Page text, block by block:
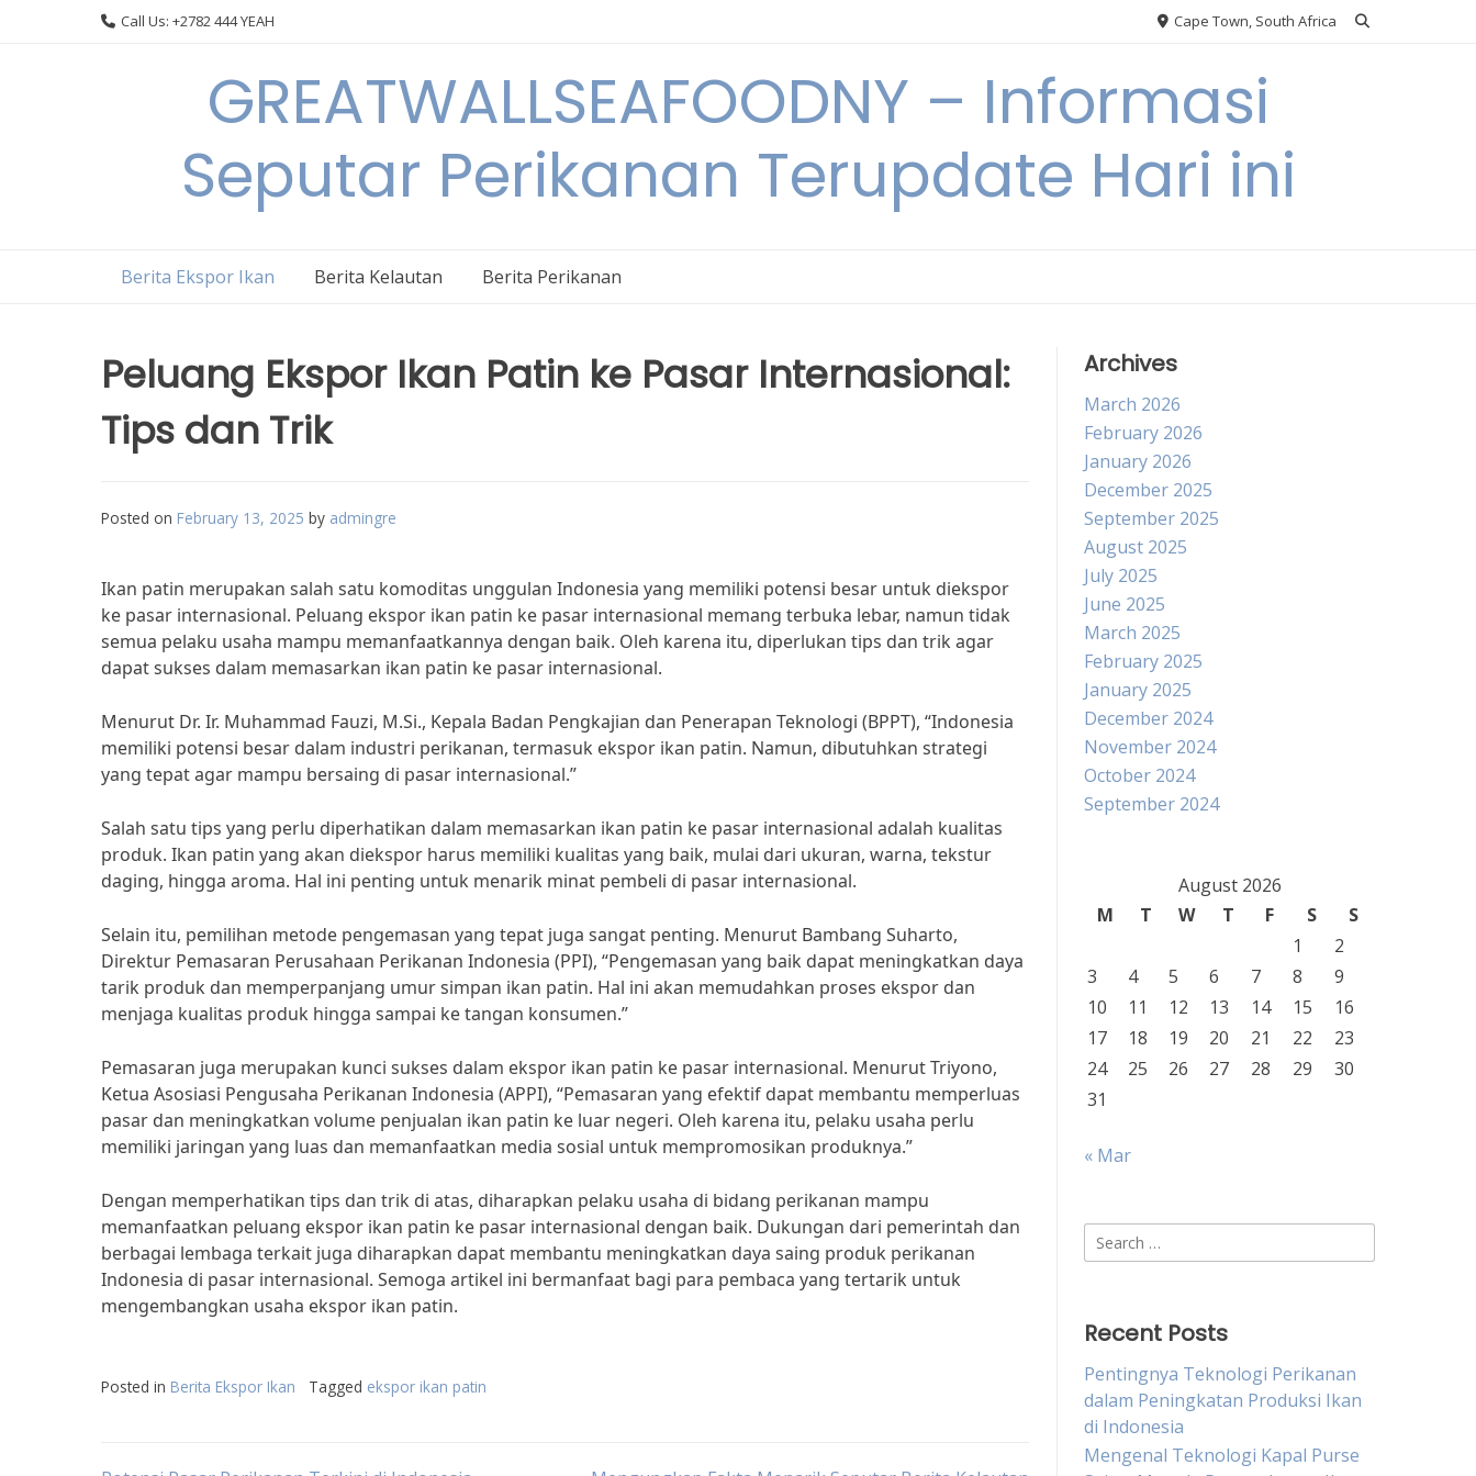
Call Us: +2782 444 YEAH Cape Town, South Africa
GREATWALLSEAFOODNY – Informasi
Seputar Perikanan Terupdate Hari ini
Berita Ekspor Ikan Berita Kelautan Berita Perikanan
Peluang Ekspor Ikan Patin ke Pasar Internasional:
Tips dan Trik
Posted on February 13, 2025 by admingre
Ikan patin merupakan salah satu komoditas unggulan Indonesia yang memiliki potensi besar untuk diekspor
ke pasar internasional. Peluang ekspor ikan patin ke pasar internasional memang terbuka lebar, namun tidak
semua pelaku usaha mampu memanfaatkannya dengan baik. Oleh karena itu, diperlukan tips dan trik agar
dapat sukses dalam memasarkan ikan patin ke pasar internasional.
Menurut Dr. Ir. Muhammad Fauzi, M.Si., Kepala Badan Pengkajian dan Penerapan Teknologi (BPPT), “Indonesia
memiliki potensi besar dalam industri perikanan, termasuk ekspor ikan patin. Namun, dibutuhkan strategi
yang tepat agar mampu bersaing di pasar internasional.”
Salah satu tips yang perlu diperhatikan dalam memasarkan ikan patin ke pasar internasional adalah kualitas
produk. Ikan patin yang akan diekspor harus memiliki kualitas yang baik, mulai dari ukuran, warna, tekstur
daging, hingga aroma. Hal ini penting untuk menarik minat pembeli di pasar internasional.
Selain itu, pemilihan metode pengemasan yang tepat juga sangat penting. Menurut Bambang Suharto,
Direktur Pemasaran Perusahaan Perikanan Indonesia (PPI), “Pengemasan yang baik dapat meningkatkan daya
tarik produk dan memperpanjang umur simpan ikan patin. Hal ini akan memudahkan proses ekspor dan
menjaga kualitas produk hingga sampai ke tangan konsumen.”
Pemasaran juga merupakan kunci sukses dalam ekspor ikan patin ke pasar internasional. Menurut Triyono,
Ketua Asosiasi Pengusaha Perikanan Indonesia (APPI), “Pemasaran yang efektif dapat membantu memperluas
pasar dan meningkatkan volume penjualan ikan patin ke luar negeri. Oleh karena itu, pelaku usaha perlu
memiliki jaringan yang luas dan memanfaatkan media sosial untuk mempromosikan produknya.”
Dengan memperhatikan tips dan trik di atas, diharapkan pelaku usaha di bidang perikanan mampu
memanfaatkan peluang ekspor ikan patin ke pasar internasional dengan baik. Dukungan dari pemerintah dan
berbagai lembaga terkait juga diharapkan dapat membantu meningkatkan daya saing produk perikanan
Indonesia di pasar internasional. Semoga artikel ini bermanfaat bagi para pembaca yang tertarik untuk
mengembangkan usaha ekspor ikan patin.
Posted in Berita Ekspor Ikan Tagged ekspor ikan patin
Archives
March 2026
February 2026
January 2026
December 2025
September 2025
August 2025
July 2025
June 2025
March 2025
February 2025
January 2025
December 2024
November 2024
October 2024
September 2024
August 2026
M
T W T F S
S
1
2
3
4 5 6 7 8
9
10
11 12 13 14 15
16
17
18 19 20 21 22
23
24
25 26 27 28 29
30
31
« Mar
Search
for:
Recent Posts
Pentingnya Teknologi Perikanan
dalam Peningkatan Produksi Ikan
di Indonesia
Mengenal Teknologi Kapal Purse